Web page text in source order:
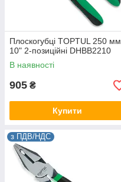
Плоскогубці TOPTUL 250 мм
10" 2-позиційні DHBB2210
В наявності
905 ₴
Купити
з ПДВ/НДС